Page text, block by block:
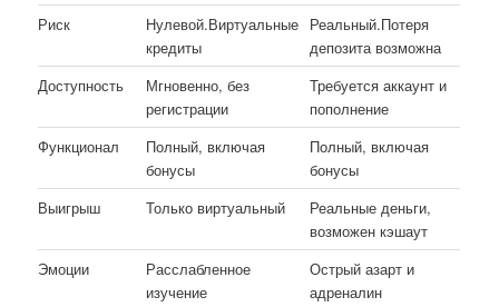
Риск
Нулевой.Виртуальные
кредиты
Реальный.Потеря
депозита возможна
Доступность
Мгновенно, без
регистрации
Требуется аккаунт и
пополнение
Функционал
Полный, включая
бонусы
Полный, включая
бонусы
Выигрыш
Только виртуальный
Реальные деньги,
возможен кэшаут
Эмоции
Расслабленное
изучение
Острый азарт и
адреналин